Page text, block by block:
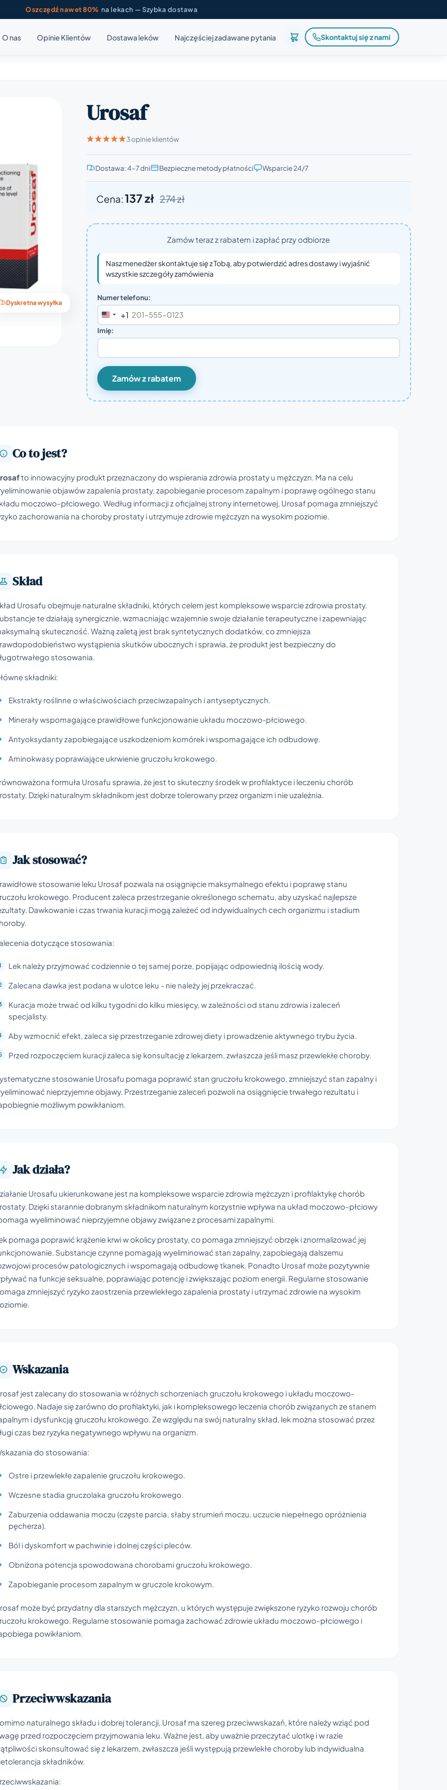
Oszczędź nawet 80% na lekach — Szybka dostawa
O nas Opinie Klientów Dostawa leków Najczęściej zadawane pytania Skontaktuj się z nami
Dyskretna wysyłka
Urosaf
3 opinie klientów
Dostawa: 4–7 dni Bezpieczne metody płatności Wsparcie 24/7
Cena:137 zł 274 zł
Zamów teraz z rabatem i zapłać przy odbiorze
Nasz menedżer skontaktuje się z Tobą, aby potwierdzić adres dostawy i wyjaśnić
wszystkie szczegóły zamówienia
Numer telefonu:
United
States
+1
Imię:
Zamów z rabatem
Co to jest?
to innowacyjny produkt przeznaczony do wspierania zdrowia prostaty u mężczyzn. Ma na celu
objawów zapalenia prostaty, zapobieganie procesom zapalnym i poprawę ogólnego stanu
moczowo-płciowego. Według informacji z oficjalnej strony internetowej, Urosaf pomaga zmniejszyć
zachorowania na choroby prostaty i utrzymuje zdrowie mężczyzn na wysokim poziomie.
Skład
Urosafu obejmuje naturalne składniki, których celem jest kompleksowe wsparcie zdrowia prostaty.
te działają synergicznie, wzmacniając wzajemnie swoje działanie terapeutyczne i zapewniając
skuteczność. Ważną zaletą jest brak syntetycznych dodatków, co zmniejsza
wystąpienia skutków ubocznych i sprawia, że produkt jest bezpieczny do
stosowania.
składniki:
Ekstrakty roślinne o właściwościach przeciwzapalnych i antyseptycznych.
Minerały wspomagające prawidłowe funkcjonowanie układu moczowo-płciowego.
Antyoksydanty zapobiegające uszkodzeniom komórek i wspomagające ich odbudowę.
Aminokwasy poprawiające ukrwienie gruczołu krokowego.
formuła Urosafu sprawia, że jest to skuteczny środek w profilaktyce i leczeniu chorób
Dzięki naturalnym składnikom jest dobrze tolerowany przez organizm i nie uzależnia.
Jak stosować?
stosowanie leku Urosaf pozwala na osiągnięcie maksymalnego efektu i poprawę stanu
krokowego. Producent zaleca przestrzeganie określonego schematu, aby uzyskać najlepsze
Dawkowanie i czas trwania kuracji mogą zależeć od indywidualnych cech organizmu i stadium
dotyczące stosowania:
Lek należy przyjmować codziennie o tej samej porze, popijając odpowiednią ilością wody.
Zalecana dawka jest podana w ulotce leku - nie należy jej przekraczać.
Kuracja może trwać od kilku tygodni do kilku miesięcy, w zależności od stanu zdrowia i zaleceń
specjalisty.
Aby wzmocnić efekt, zaleca się przestrzeganie zdrowej diety i prowadzenie aktywnego trybu życia.
Przed rozpoczęciem kuracji zaleca się konsultację z lekarzem, zwłaszcza jeśli masz przewlekłe choroby.
stosowanie Urosafu pomaga poprawić stan gruczołu krokowego, zmniejszyć stan zapalny i
nieprzyjemne objawy. Przestrzeganie zaleceń pozwoli na osiągnięcie trwałego rezultatu i
możliwym powikłaniom.
Jak działa?
Urosafu ukierunkowane jest na kompleksowe wsparcie zdrowia mężczyzn i profilaktykę chorób
Dzięki starannie dobranym składnikom naturalnym korzystnie wpływa na układ moczowo-płciowy
wyeliminować nieprzyjemne objawy związane z procesami zapalnymi.
pomaga poprawić krążenie krwi w okolicy prostaty, co pomaga zmniejszyć obrzęk i znormalizować jej
Substancje czynne pomagają wyeliminować stan zapalny, zapobiegają dalszemu
procesów patologicznych i wspomagają odbudowę tkanek. Ponadto Urosaf może pozytywnie
na funkcje seksualne, poprawiając potencję i zwiększając poziom energii. Regularne stosowanie
zmniejszyć ryzyko zaostrzenia przewlekłego zapalenia prostaty i utrzymać zdrowie na wysokim
Wskazania
jest zalecany do stosowania w różnych schorzeniach gruczołu krokowego i układu moczowo-
Nadaje się zarówno do profilaktyki, jak i kompleksowego leczenia chorób związanych ze stanem
i dysfunkcją gruczołu krokowego. Ze względu na swój naturalny skład, lek można stosować przez
czas bez ryzyka negatywnego wpływu na organizm.
do stosowania:
Ostre i przewlekłe zapalenie gruczołu krokowego.
Wczesne stadia gruczolaka gruczołu krokowego.
Zaburzenia oddawania moczu (częste parcia, słaby strumień moczu, uczucie niepełnego opróżnienia
pęcherza).
Ból i dyskomfort w pachwinie i dolnej części pleców.
Obniżona potencja spowodowana chorobami gruczołu krokowego.
Zapobieganie procesom zapalnym w gruczole krokowym.
może być przydatny dla starszych mężczyzn, u których występuje zwiększone ryzyko rozwoju chorób
krokowego. Regularne stosowanie pomaga zachować zdrowie układu moczowo-płciowego i
powikłaniom.
Przeciwwskazania
naturalnego składu i dobrej tolerancji, Urosaf ma szereg przeciwwskazań, które należy wziąć pod
przed rozpoczęciem przyjmowania leku. Ważne jest, aby uważnie przeczytać ulotkę i w razie
skonsultować się z lekarzem, zwłaszcza jeśli występują przewlekłe choroby lub indywidualna
składników.